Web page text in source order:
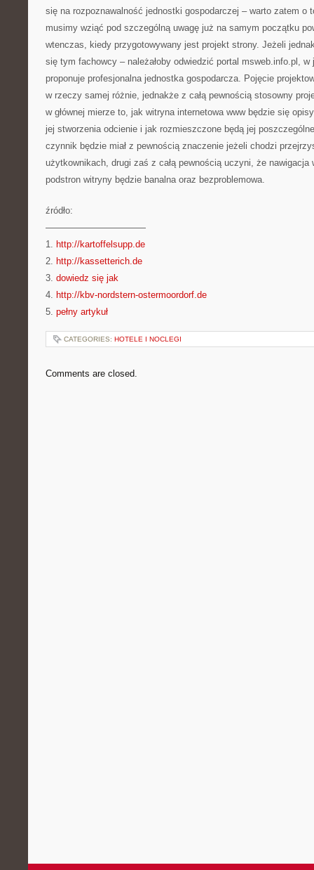
się na rozpoznawalność jednostki gospodarczej – warto zatem o
musimy wziąć pod szczególną uwagę już na samym początku
wtenczas, kiedy przygotowywany jest projekt strony. Jeżeli
się tym fachowcy – należałoby odwiedzić portal msweb.info.pl, w
proponuje profesjonalna jednostka gospodarcza. Pojęcie
w rzeczy samej różnie, jednakże z całą pewnością stosowny
w głównej mierze to, jak witryna internetowa www będzie się
jej stworzenia odcienie i jak rozmieszczone będą jej
czynnik będzie miał z pewnością znaczenie jeżeli chodzi
użytkownikach, drugi zaś z całą pewnością uczyni, że nawigacja
podstron witryny będzie banalna oraz bezproblemowa.
źródło:
———————————
1. http://kartoffelsupp.de
2. http://kassetterich.de
3. dowiedz się jak
4. http://kbv-nordstern-ostermoordorf.de
5. pełny artykuł
CATEGORIES: HOTELE I NOCLEGI
Comments are closed.